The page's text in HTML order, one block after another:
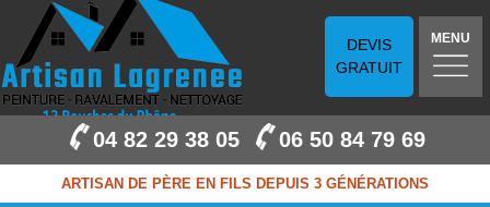
DEVIS
GRATUIT
MENU
04 82 29 38 05 06 50 84 79 69
ARTISAN DE PÈRE EN FILS DEPUIS 3 GÉNÉRATIONS